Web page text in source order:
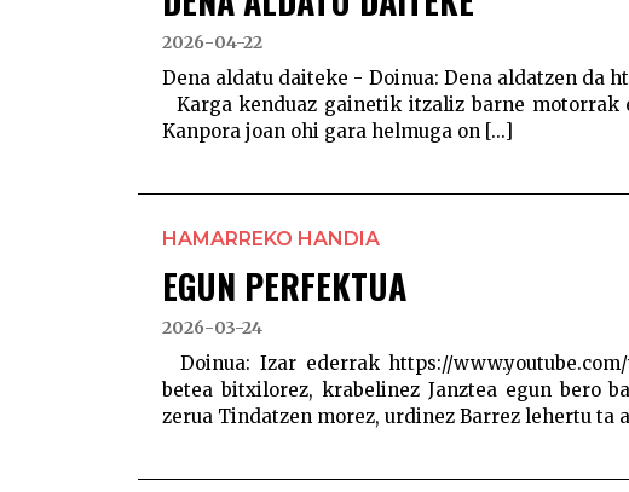
2026-04-22
Dena aldatu daiteke - Doinua: Dena aldatzen da
Karga kenduaz gainetik itzaliz barne motorrak
Kanpora joan ohi gara helmuga on [...]
HAMARREKO HANDIA
EGUN PERFEKTUA
2026-03-24
Doinua: Izar ederrak https://
betea bitxilorez, krabelinez Janztea egun bero
zerua Tindatzen morez, urdinez Barrez lehertu ta